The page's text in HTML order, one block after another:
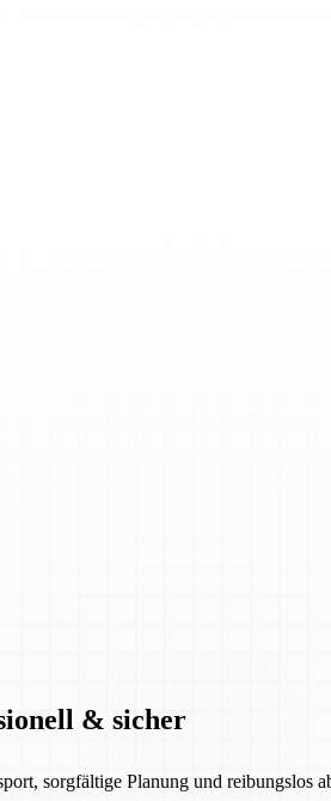
& sicher
sorgfältige Planung und